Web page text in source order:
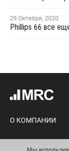
29 Октября, 2020
Phillips 66 все
на 60,5%
МОСКВА ( Маркет
увеличились в